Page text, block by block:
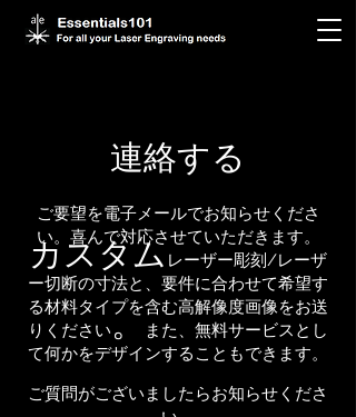
連絡する
ご要望を電子メールでお知らせくださ
い。喜んで対応させていただきます。
カスタム レーザー彫刻/レーザ
ー切断の寸法と、要件に合わせて希望す
る材料タイプを含む高解像度画像をお送
りください 。 また、無料サービスとし
て何かをデザインすることもできます。
ご質問がございましたらお知らせくださ